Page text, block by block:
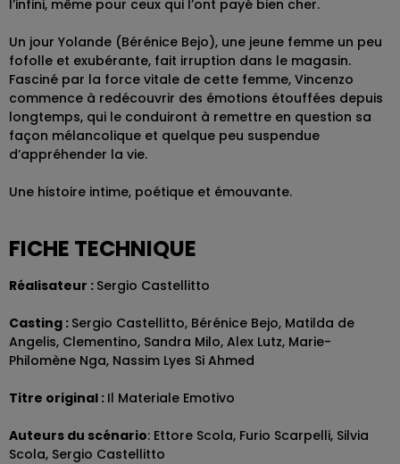
l’infini, même pour ceux qui l’ont payé bien cher.
Un jour Yolande (Bérénice Bejo), une jeune femme un peu
fofolle et exubérante, fait irruption dans le magasin.
Fasciné par la force vitale de cette femme, Vincenzo
commence à redécouvrir des émotions étouffées depuis
longtemps, qui le conduiront à remettre en question sa
façon mélancolique et quelque peu suspendue
d’appréhender la vie.
Une histoire intime, poétique et émouvante.
FICHE TECHNIQUE
Réalisateur : Sergio Castellitto
Casting : Sergio Castellitto, Bérénice Bejo, Matilda de
Angelis, Clementino, Sandra Milo, Alex Lutz, Marie-
Philomène Nga, Nassim Lyes Si Ahmed
Titre original : Il Materiale Emotivo
Auteurs du scénario: Ettore Scola, Furio Scarpelli, Silvia
Scola, Sergio Castellitto